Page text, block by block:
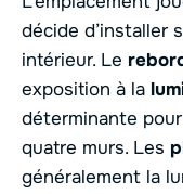
décide d’installer
intérieur. Le
exposition à la
déterminante
quatre murs. Les
généralement la